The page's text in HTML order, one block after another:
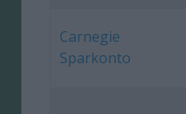
Carnegie
Sparkonto